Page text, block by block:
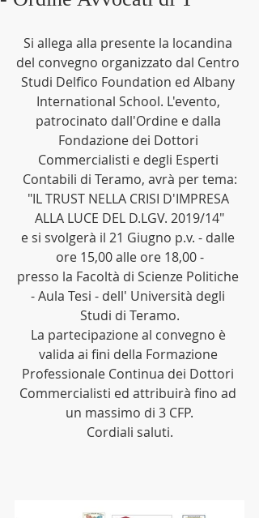
Si allega alla presente la locandina
del convegno organizzato dal Centro
Studi Delfico Foundation ed Albany
International School. L'evento,
patrocinato dall'Ordine e dalla
Fondazione dei Dottori
Commercialisti e degli Esperti
Contabili di Teramo, avrà per tema:
"IL TRUST NELLA CRISI D'IMPRESA
ALLA LUCE DEL D.LGV. 2019/14"
e si svolgerà il 21 Giugno p.v. - dalle
ore 15,00 alle ore 18,00 -
presso la Facoltà di Scienze Politiche
- Aula Tesi - dell' Università degli
Studi di Teramo.
La partecipazione al convegno è
valida ai fini della Formazione
Professionale Continua dei Dottori
Commercialisti ed attribuirà fino ad
un massimo di 3 CFP.
Cordiali saluti.